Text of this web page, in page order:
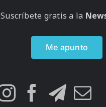
Suscríbete gratis a la
Me apunto